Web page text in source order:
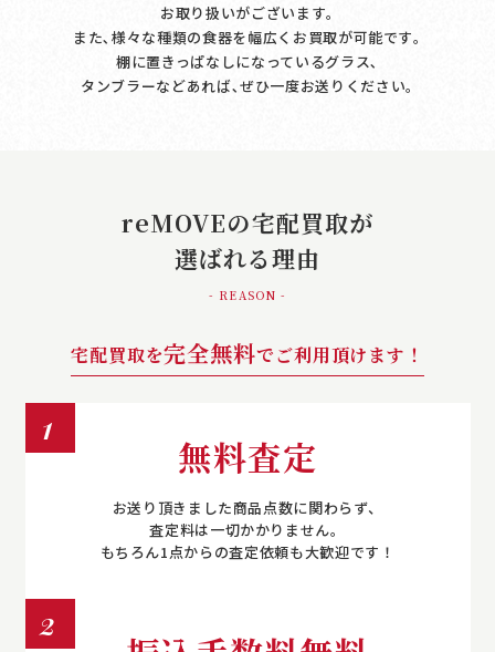
お取り扱いがございます｡
また､様々な種類の食器を幅広くお買取が可能です｡
棚に置きっぱなしになっているグラス､
タンブラーなどあれば､ぜひ一度お送りください｡
reMOVEの宅配買取が
選ばれる理由
- REASON -
宅配買取を完全無料でご利用頂けます！
1
無料査定
お送り頂きました商品点数に関わらず、
査定料は一切かかりません。
もちろん1点からの査定依頼も大歓迎です！
2